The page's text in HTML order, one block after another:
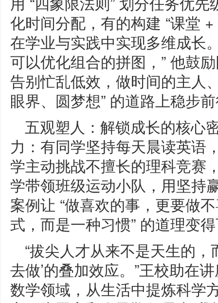
化时间分配，有的构建 “课堂
在学业与实践中实现多维成长
可以优化组合的拼图，” 他鼓
告别忙乱低效，做时间的主人
眼界、圆梦想” 的道路上稳步
五观塑人：解锁成长的核心
力：有同学坚持每天晨读英语
学主动挑战不擅长的理科竞赛
学带领班级运动小队，用坚持
案例让 “做喜欢的事，更要做
式，而是一种习惯” 的道理变
“拔尖人才从来不是天生的
去做’的叠加效应。”王校助在
数学领域，从生活中提炼科学